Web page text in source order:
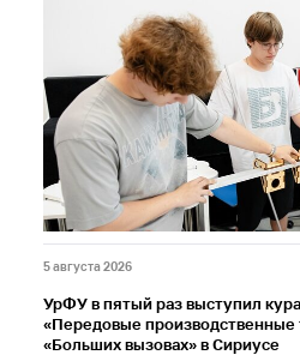
5 августа 2026
УрФУ в пятый раз выступил
«Передовые производственные
«Больших вызовах» в Сириусе